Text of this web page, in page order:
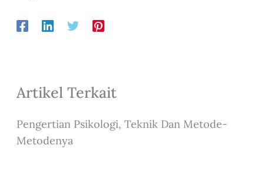
Artikel Terkait
Pengertian Psikologi, Teknik Dan Metode-
Metodenya